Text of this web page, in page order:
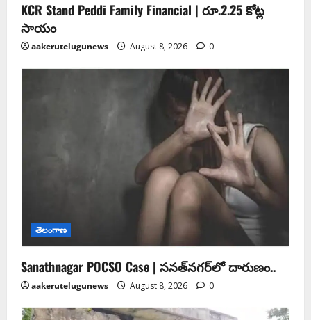
KCR Stand Peddi Family Financial | రూ.2.25 కోట్ల
సాయం
aakerutelugunews August 8, 2026 0
తెలంగాణ
Sanathnagar POCSO Case | సనత్‌నగర్‌లో దారుణం..
aakerutelugunews August 8, 2026 0